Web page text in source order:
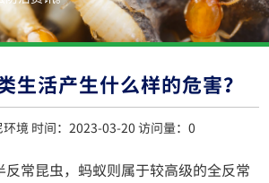
生活产生什么样的危害？
境 时间：2023-03-20 访问量： 0
反常昆虫，蚂蚁则属于较高级的全反常